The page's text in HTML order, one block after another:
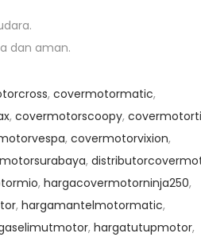
dan aman.
, covermotormatic,
, covermotorscoopy,
, covermotorvixion,
,
, hargacovermotorninja250,
, hargamantelmotormatic,
, hargatutupmotor,